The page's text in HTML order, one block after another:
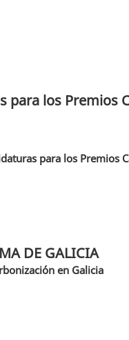
los Premios
para los Premios
DE GALICIA
en Galicia